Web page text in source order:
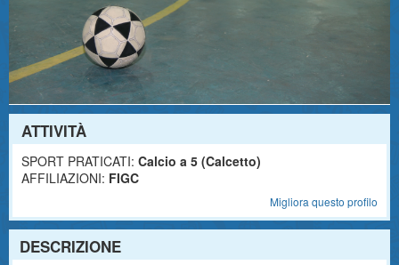
ATTIVITÀ
SPORT PRATICATI: Calcio a 5 (Calcetto)
AFFILIAZIONI: FIGC
Migliora questo profilo
DESCRIZIONE